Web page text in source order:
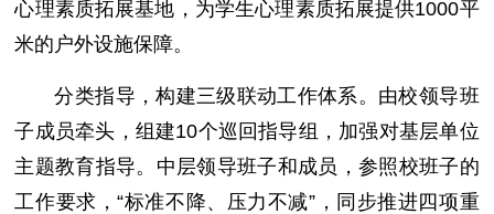
心理素质拓展基地，为学生心理素质拓展提供1000平
米的户外设施保障。
分类指导，构建三级联动工作体系。由校领导班
子成员牵头，组建10个巡回指导组，加强对基层单位
主题教育指导。中层领导班子和成员，参照校班子的
工作要求，“标准不降、压力不减”，同步推进四项重